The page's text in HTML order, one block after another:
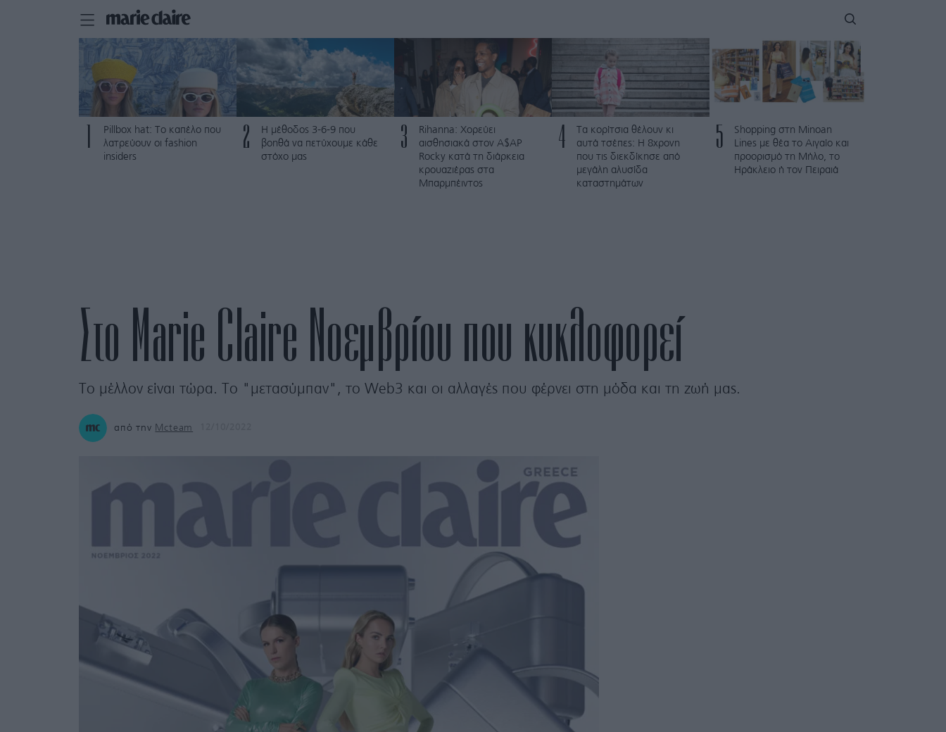
Pillbox hat: Το καπέλο που
λατρεύουν οι fashion
insiders
2
Η μέθοδος 3-6-9 που
βοηθά να πετύχουμε κάθε
στόχο μας
3
Rihanna: Χορεύει
αισθησιακά στον A$AP
Rocky κατά τη διάρκεια
κρουαζιέρας στα
Μπαρμπέιντος
4
Τα κορίτσια θέλουν κι
αυτά τσέπες: Η 8χρονη
που τις διεκδίκησε από
μεγάλη αλυσίδα
καταστημάτων
5
Shopping στη Minoan
Lines με θέα το Αιγαίο και
προορισμό τη Μήλο, το
Ηράκλειο ή τον Πειραιά
Στο Marie Claire Νοεμβρίου που κυκλοφορεί
Το μέλλον είναι τώρα. Το "μετασύμπαν", το Web3 και οι αλλαγές που φέρνει στη μόδα και τη ζωή μας.
από την Mcteam